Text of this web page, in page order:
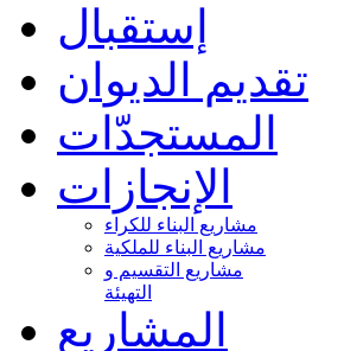
إستقبال
تقديم الديوان
المستجدّات
الإنجازات
مشاريع البناء للكراء
مشاريع البناء للملكية
مشاريع التقسيم و
التهيئة
المشاريع